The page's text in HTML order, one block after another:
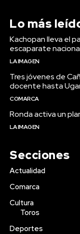
Lo más
Kachopan lleva el
escaparate
LA IMAGEN
Tres jóvenes de
docente hasta
COMARCA
Ronda activa un
LA IMAGEN
Secciones
Actualidad
Comarca
Cultura
Toros
Deportes